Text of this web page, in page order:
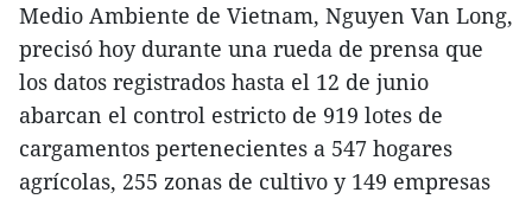
Medio Ambiente de Vietnam, Nguyen Van Long,
precisó hoy durante una rueda de prensa que
los datos registrados hasta el 12 de junio
abarcan el control estricto de 919 lotes de
cargamentos pertenecientes a 547 hogares
agrícolas, 255 zonas de cultivo y 149 empresas